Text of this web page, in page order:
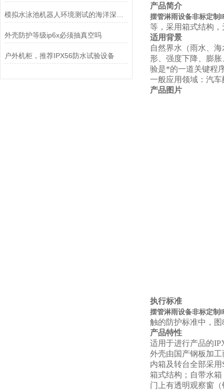
外壳防护等级ip6x必须抽真空吗
户外机柜，推荐IPX56防水试验设备
产品简介
摆管淋雨设备非标定制
等，采用箱式结构
适用背景
自然界水（雨水、
形、强度下降、膨
验是*的一道关键程
一般应用领域：汽
产品图片
执行标准
摆管淋雨设备非标定制
触的防护标准中，
产品特性
适用于进行产品的
外壳由国产钢板加
内箱及转台全部采
箱式结构；自带水
门上有透明观察窗